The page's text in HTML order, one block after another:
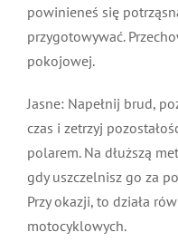
powinieneś się
przygotowywać.
pokojowej.
Jasne: Napełnij brud,
czas i zetrzyj
polarem. Na dłuższą
gdy uszczelnisz go za
Przy okazji, to działa
motocyklowych.